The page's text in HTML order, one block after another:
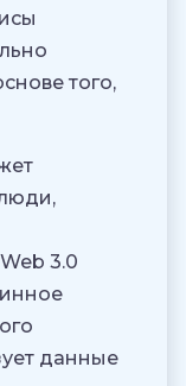
того,
3.0
данные